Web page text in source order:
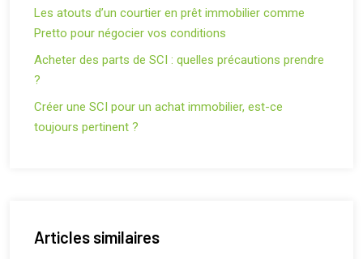
Les atouts d’un courtier en prêt immobilier comme
Pretto pour négocier vos conditions
Acheter des parts de SCI : quelles précautions prendre
?
Créer une SCI pour un achat immobilier, est-ce
toujours pertinent ?
Articles similaires